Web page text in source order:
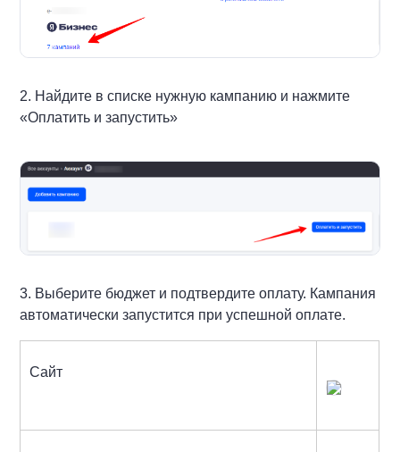
2. Найдите в списке нужную кампанию и нажмите
«Оплатить и запустить»
3. Выберите бюджет и подтвердите оплату. Кампания
автоматически запустится при успешной оплате.
Сайт